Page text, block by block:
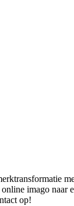
imago naar
op!